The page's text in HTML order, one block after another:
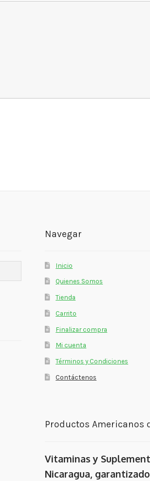
Navegar
Inicio
Quienes Somos
Tienda
Carrito
Finalizar compra
Mi cuenta
Términos y Condiciones
Contáctenos
Productos Americanos
Vitaminas y
Nicaragua,